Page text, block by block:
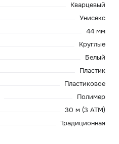
Кварцевый
Унисекс
44 мм
Круглые
Белый
Пластик
Пластиковое
Полимер
30 м (3 ATM)
Традиционная